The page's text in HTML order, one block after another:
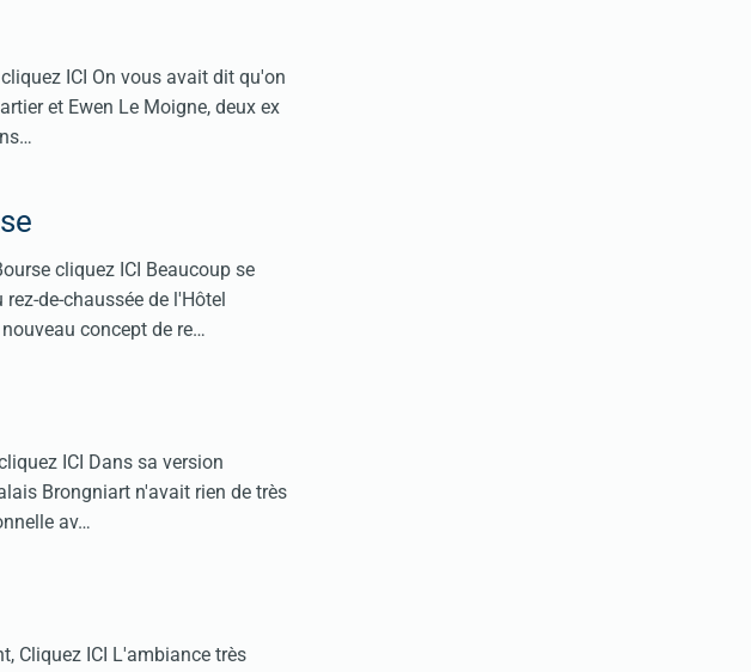
ICI On vous avait dit qu'on
et Ewen Le Moigne, deux ex
cliquez ICI Beaucoup se
de-chaussée de l'Hôtel
concept de re…
ICI Dans sa version
Brongniart n'avait rien de très
av…
Cliquez ICI L'ambiance très